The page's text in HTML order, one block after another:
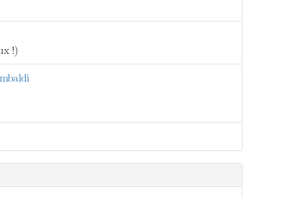
!)